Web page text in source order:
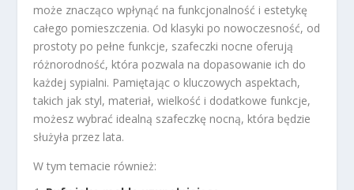
może znacząco wpłynąć na funkcjonalność i estetykę
całego pomieszczenia. Od klasyki po nowoczesność, od
prostoty po pełne funkcje, szafeczki nocne oferują
różnorodność, która pozwala na dopasowanie ich do
każdej sypialni. Pamiętając o kluczowych aspektach,
takich jak styl, materiał, wielkość i dodatkowe funkcje,
możesz wybrać idealną szafeczkę nocną, która będzie
służyła przez lata.
W tym temacie również: